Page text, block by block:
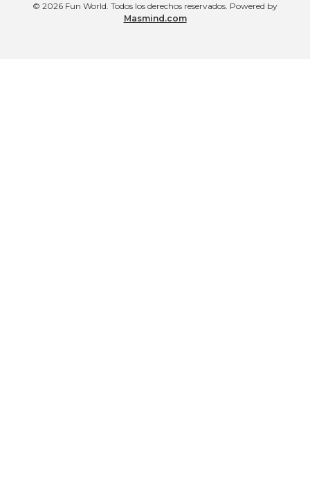
© 2026 Fun World. Todos los derechos reservados. Powered by
Masmind.com